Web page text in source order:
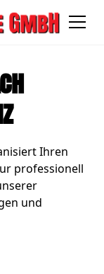
Ihren
professionell
und